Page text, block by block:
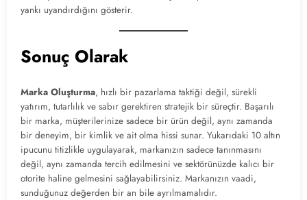
yankı uyandırdığını gösterir.
Sonuç Olarak
Marka Oluşturma, hızlı bir pazarlama taktiği değil, sürekli
yatırım, tutarlılık ve sabır gerektiren stratejik bir süreçtir. Başarılı
bir marka, müşterilerinize sadece bir ürün değil, aynı zamanda
bir deneyim, bir kimlik ve ait olma hissi sunar. Yukarıdaki 10 altın
ipucunu titizlikle uygulayarak, markanızın sadece tanınmasını
değil, aynı zamanda tercih edilmesini ve sektörünüzde kalıcı bir
otorite haline gelmesini sağlayabilirsiniz. Markanızın vaadi,
sunduğunuz değerden bir an bile ayrılmamalıdır.